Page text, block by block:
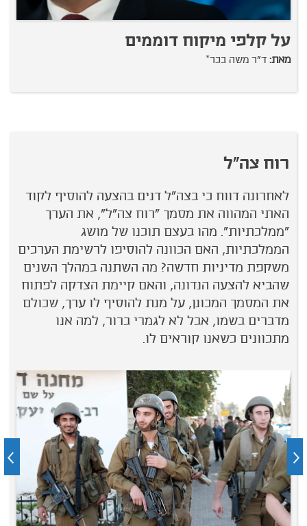
על קלפי מיקוח דוממים
מאת: ד"ר משה בכר*
רוח צה"ל
לאחרונה דווח כי בצה"ל דנים בהצעה להוסיף לקוד
האתי המהווה את מסמך "רוח צה"ל", את הערך
"ממלכתיות". מהו בעצם תוכנו של מושג
הממלכתיות, האם הכוונה להוסיפו לרשימת הערכים
משקפת מדיניות חדשה? מה השתנה במהלך השנים
שהביא להצעה הנדונה, והאם קיימת הצדקה לפתוח
את המסמך המכונן, על מנת להוסיף לו ערך, שכולם
מדברים בשמו, אבל לא לגמרי ברור, למה אנו
מתכוונים כשאנו קוראים לו.